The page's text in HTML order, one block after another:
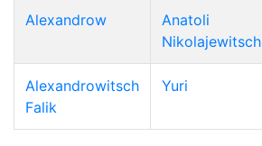
Alexandrow
Anatoli
Nikolajewitsch
Alexandrowitsch
Falik
Yuri